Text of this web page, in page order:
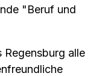
"Beruf und
Regensburg alle